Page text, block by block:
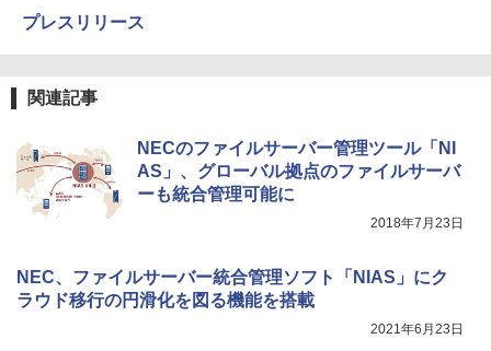
プレスリリース
関連記事
NECのファイルサーバー管理ツール「NI
AS」、グローバル拠点のファイルサーバ
ーも統合管理可能に
2018年7月23日
NEC、ファイルサーバー統合管理ソフト「NIAS」にク
ラウド移行の円滑化を図る機能を搭載
2021年6月23日